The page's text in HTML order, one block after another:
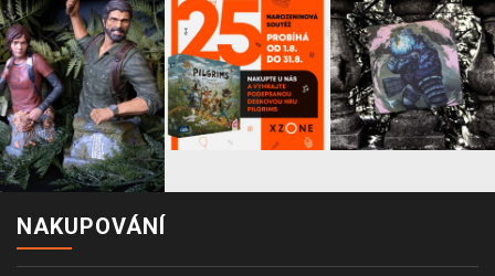
NAKUPOVÁNÍ